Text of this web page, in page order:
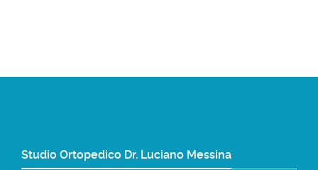
Studio Ortopedico Dr. Luciano Messina